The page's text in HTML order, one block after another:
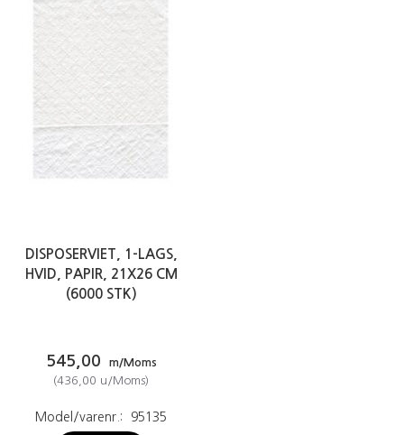
DISPOSERVIET, 1-LAGS,
HVID, PAPIR, 21X26 CM
(6000 STK)
545,00
m/Moms
(436,00 u/Moms)
Model/varenr.: 95135